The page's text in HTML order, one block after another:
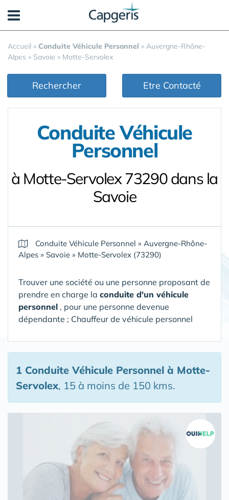
Accueil » Conduite Véhicule Personnel » Auvergne-Rhône-
Alpes » Savoie » Motte-Servolex
Rechercher Etre Contacté
Conduite Véhicule
Personnel
à Motte-Servolex 73290 dans la
Savoie
Conduite Véhicule Personnel » Auvergne-Rhône-
Alpes » Savoie » Motte-Servolex (73290)
Trouver une société ou une personne proposant de
prendre en charge la conduite d'un véhicule
personnel , pour une personne devenue
dépendante ; Chauffeur de véhicule personnel
1 Conduite Véhicule Personnel à Motte-
Servolex, 15 à moins de 150 kms.